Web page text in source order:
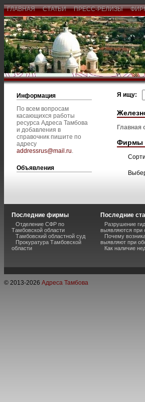
ГЛАВНАЯ СТАТЬИ ПРЕСС-РЕЛИЗЫ
Информация
По всем вопросам
касающихся работы
ресурса Адреса Тамбова
и добавления в
справочник пишите по
адресу
addressrus@mail.ru.
Объявления
Я ищу:
Главная
Фирмы
Последние фирмы
Отделение СФР по
Тамбовской области
Тамбовский областной суд
Прокуратура Тамбовской
области
Последние
Разрушение
выявляются при
Почему
выявляют при
Как наличие
© 2013-2026 Адреса Тамбова